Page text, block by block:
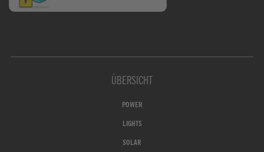
ÜBERSICHT
POWER
LIGHTS
SOLAR